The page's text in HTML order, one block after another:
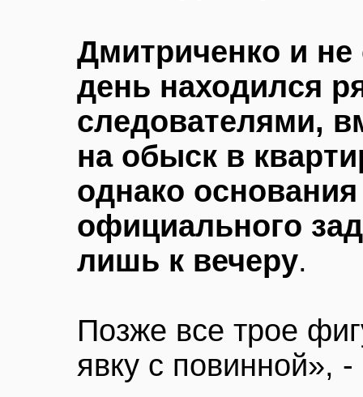
Дмитриченко и
день находился
следователями,
на обыск в
однако
официального
лишь к вечеру.
Позже все трое
явку с повинной»,